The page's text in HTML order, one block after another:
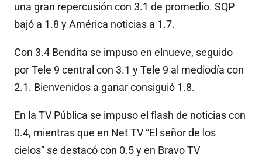
una gran repercusión con 3.1 de promedio. SQP
bajó a 1.8 y América noticias a 1.7.
Con 3.4 Bendita se impuso en elnueve, seguido
por Tele 9 central con 3.1 y Tele 9 al mediodía con
2.1. Bienvenidos a ganar consiguió 1.8.
En la TV Pública se impuso el flash de noticias con
0.4, mientras que en Net TV “El señor de los
cielos” se destacó con 0.5 y en Bravo TV